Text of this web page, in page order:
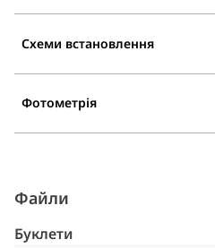
Схеми встановлення
Фотометрія
Файли
Буклети